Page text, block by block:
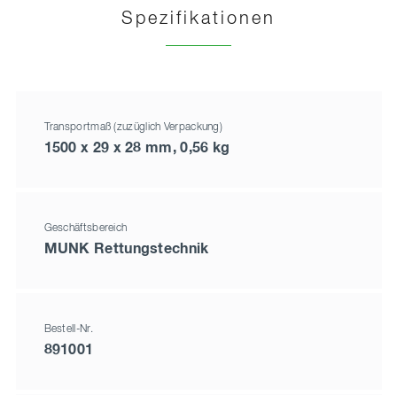
Spezifikationen
Transportmaß (zuzüglich Verpackung)
1500 x 29 x 28 mm, 0,56 kg
Geschäftsbereich
MUNK Rettungstechnik
Bestell-Nr.
891001